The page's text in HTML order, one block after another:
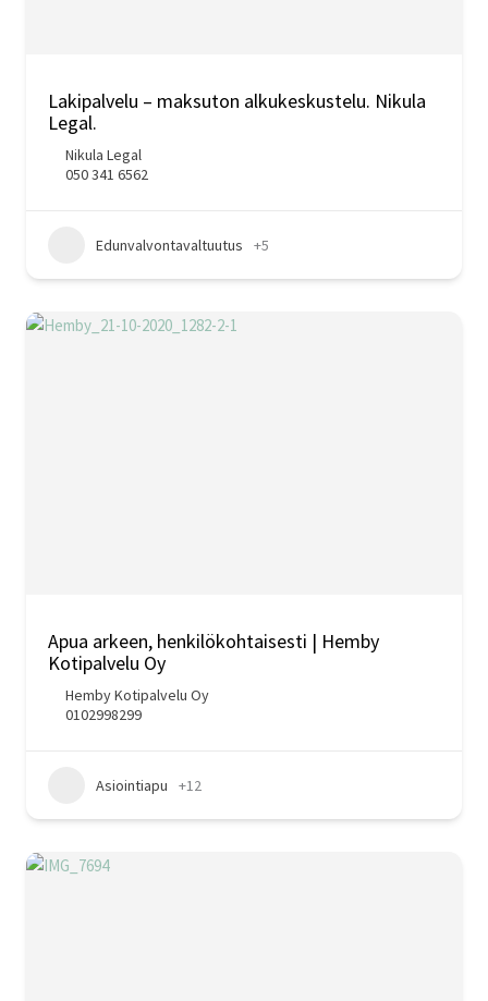
Lakipalvelu – maksuton alkukeskustelu. Nikula
Legal.
Nikula Legal
050 341 6562
Edunvalvontavaltuutus +5
Apua arkeen, henkilökohtaisesti | Hemby
Kotipalvelu Oy
Hemby Kotipalvelu Oy
0102998299
Asiointiapu +12